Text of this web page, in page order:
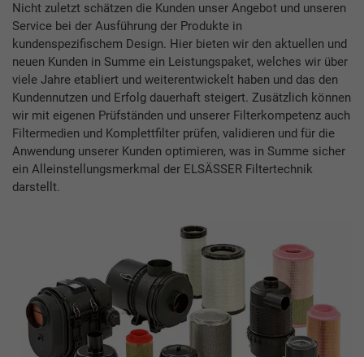
Nicht zuletzt schätzen die Kunden unser Angebot und unseren
Service bei der Ausführung der Produkte in
kundenspezifischem Design. Hier bieten wir den aktuellen und
neuen Kunden in Summe ein Leistungspaket, welches wir über
viele Jahre etabliert und weiterentwickelt haben und das den
Kundennutzen und Erfolg dauerhaft steigert. Zusätzlich können
wir mit eigenen Prüfständen und unserer Filterkompetenz auch
Filtermedien und Komplettfilter prüfen, validieren und für die
Anwendung unserer Kunden optimieren, was in Summe sicher
ein Alleinstellungsmerkmal der ELSÄSSER Filtertechnik
darstellt.